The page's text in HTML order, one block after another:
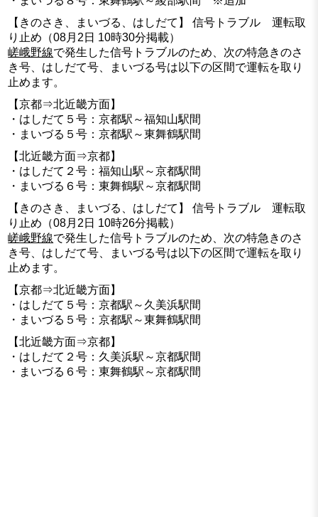
【きのさき、まいづる、はしだて】 信号トラブル 運転取
り止め（08月2日 10時30分掲載）
嵯峨野線で発生した信号トラブルのため、次の特急きのさ
き号、はしだて号、まいづる号は以下の区間で運転を取り
止めます。
【京都⇒北近畿方面】
・はしだて５号：京都駅～福知山駅間
・まいづる５号：京都駅～東舞鶴駅間
【北近畿方面⇒京都】
・はしだて２号：福知山駅～京都駅間
・まいづる６号：東舞鶴駅～京都駅間
【きのさき、まいづる、はしだて】 信号トラブル 運転取
り止め（08月2日 10時26分掲載）
嵯峨野線で発生した信号トラブルのため、次の特急きのさ
き号、はしだて号、まいづる号は以下の区間で運転を取り
止めます。
【京都⇒北近畿方面】
・はしだて５号：京都駅～久美浜駅間
・まいづる５号：京都駅～東舞鶴駅間
【北近畿方面⇒京都】
・はしだて２号：久美浜駅～京都駅間
・まいづる６号：東舞鶴駅～京都駅間